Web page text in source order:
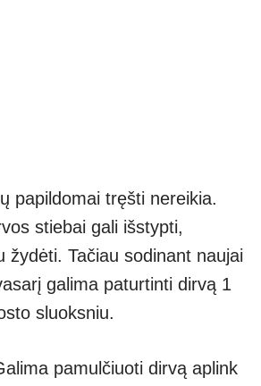
papildomai tręšti nereikia.
stiebai gali išstypti,
žydėti. Tačiau sodinant naujai
galima paturtinti dirvą 1
sluoksniu.
pamulčiuoti dirvą aplink